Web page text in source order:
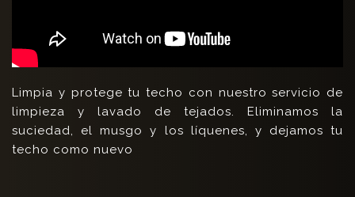
Limpia y protege tu techo con nuestro servicio de
limpieza y lavado de tejados. Eliminamos la
suciedad, el musgo y los líquenes, y dejamos tu
techo como nuevo